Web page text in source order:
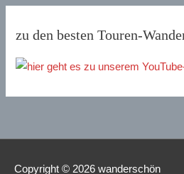
zu den besten Touren-
Copyright © 2026 wanderschön